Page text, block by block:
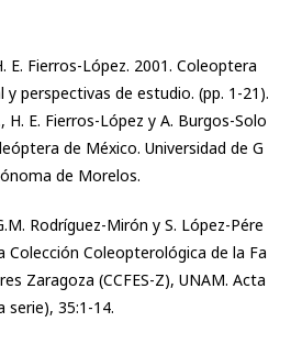
E. Fierros-López. 2001. Coleoptera
perspectivas de estudio. (pp. 1-21).
H. E. Fierros-López y A. Burgos-Solo
de México. Universidad de G
de Morelos.
Rodríguez-Mirón y S. López-Pére
Colección Coleopterológica de la Fa
Zaragoza (CCFES-Z), UNAM. Acta
serie), 35:1-14.